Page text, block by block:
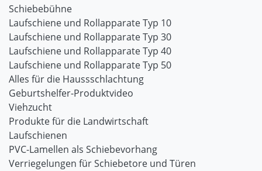
Schiebebühne
Laufschiene und Rollapparate Typ 10
Laufschiene und Rollapparate Typ 30
Laufschiene und Rollapparate Typ 40
Laufschiene und Rollapparate Typ 50
Alles für die Haussschlachtung
Geburtshelfer-Produktvideo
Viehzucht
Produkte für die Landwirtschaft
Laufschienen
PVC-Lamellen als Schiebevorhang
Verriegelungen für Schiebetore und Türen